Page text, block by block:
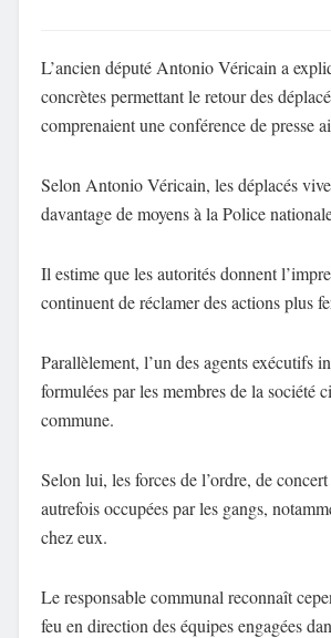
L’ancien député Antonio Véricain a
concrètes permettant le retour des
comprenaient une conférence de presse
Selon Antonio Véricain, les déplacés
davantage de moyens à la Police
Il estime que les autorités donnent
continuent de réclamer des actions plus
Parallèlement, l’un des agents exécutifs
formulées par les membres de la société
commune.
Selon lui, les forces de l’ordre, de
autrefois occupées par les gangs,
chez eux.
Le responsable communal reconnaît
feu en direction des équipes engagées